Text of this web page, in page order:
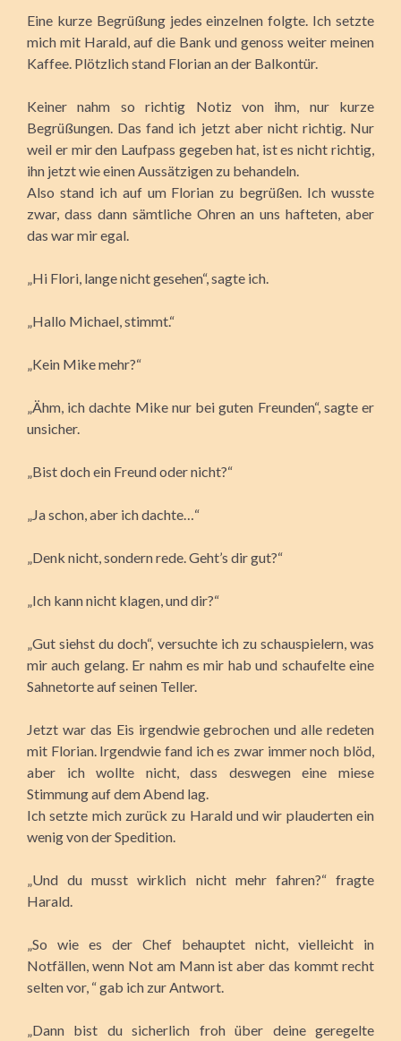
Eine kurze Begrüßung jedes einzelnen folgte. Ich setzte
mich mit Harald, auf die Bank und genoss weiter meinen
Kaffee. Plötzlich stand Florian an der Balkontür.
Keiner nahm so richtig Notiz von ihm, nur kurze
Begrüßungen. Das fand ich jetzt aber nicht richtig. Nur
weil er mir den Laufpass gegeben hat, ist es nicht richtig,
ihn jetzt wie einen Aussätzigen zu behandeln.
Also stand ich auf um Florian zu begrüßen. Ich wusste
zwar, dass dann sämtliche Ohren an uns hafteten, aber
das war mir egal.
„Hi Flori, lange nicht gesehen“, sagte ich.
„Hallo Michael, stimmt.“
„Kein Mike mehr?“
„Ähm, ich dachte Mike nur bei guten Freunden“, sagte er
unsicher.
„Bist doch ein Freund oder nicht?“
„Ja schon, aber ich dachte…“
„Denk nicht, sondern rede. Geht’s dir gut?“
„Ich kann nicht klagen, und dir?“
„Gut siehst du doch“, versuchte ich zu schauspielern, was
mir auch gelang. Er nahm es mir hab und schaufelte eine
Sahnetorte auf seinen Teller.
Jetzt war das Eis irgendwie gebrochen und alle redeten
mit Florian. Irgendwie fand ich es zwar immer noch blöd,
aber ich wollte nicht, dass deswegen eine miese
Stimmung auf dem Abend lag.
Ich setzte mich zurück zu Harald und wir plauderten ein
wenig von der Spedition.
„Und du musst wirklich nicht mehr fahren?“ fragte
Harald.
„So wie es der Chef behauptet nicht, vielleicht in
Notfällen, wenn Not am Mann ist aber das kommt recht
selten vor, “ gab ich zur Antwort.
„Dann bist du sicherlich froh über deine geregelte